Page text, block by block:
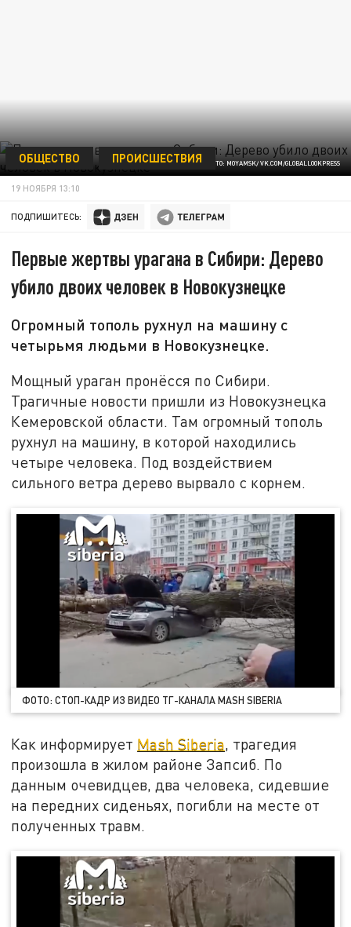
ФОТО: MOYAMSK/ VK.COM/GLOBALLOOKPRESS
ОБЩЕСТВО ПРОИСШЕСТВИЯ
19 НОЯБРЯ 13:10
ПОДПИШИТЕСЬ:
Первые жертвы урагана в Сибири: Дерево
убило двоих человек в Новокузнецке
Огромный тополь рухнул на машину с
четырьмя людьми в Новокузнецке.
Мощный ураган пронёсся по Сибири.
Трагичные новости пришли из Новокузнецка
Кемеровской области. Там огромный тополь
рухнул на машину, в которой находились
четыре человека. Под воздействием
сильного ветра дерево вырвало с корнем.
ФОТО: СТОП-КАДР ИЗ ВИДЕО ТГ-КАНАЛА MASH SIBERIA
Как информирует Mash Siberia, трагедия
произошла в жилом районе Запсиб. По
данным очевидцев, два человека, сидевшие
на передних сиденьях, погибли на месте от
полученных травм.